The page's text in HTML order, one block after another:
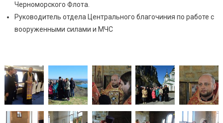
Черноморского Флота.
Руководитель отдела Центрального благочиния по работе с
вооруженными силами и МЧС